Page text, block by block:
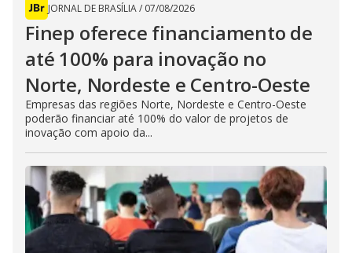
JORNAL DE BRASÍLIA/ 07/08/2026
Finep oferece financiamento de
até 100% para inovação no
Norte, Nordeste e Centro-Oeste
Empresas das regiões Norte, Nordeste e Centro-Oeste
poderão financiar até 100% do valor de projetos de
inovação com apoio da...